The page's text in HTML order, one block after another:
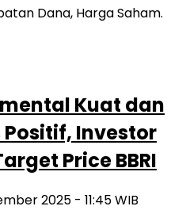
Kuat dan
Investor
Price BBRI
2025 - 11:45 WIB